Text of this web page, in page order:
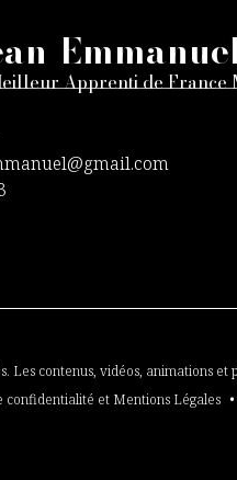
Apprenti de France
Les contenus, vidéos, animations
confidentialité et Mentions Légales